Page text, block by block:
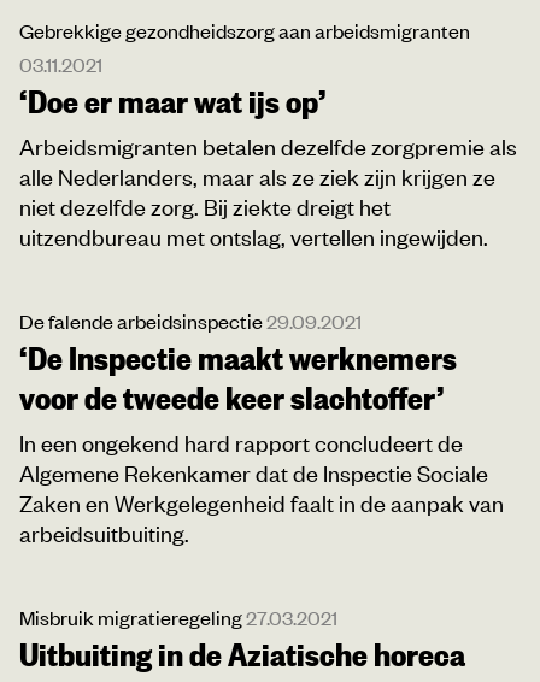
Gebrekkige gezondheidszorg aan arbeidsmigranten
03.11.2021
‘Doe er maar wat ijs op’
Arbeidsmigranten betalen dezelfde zorgpremie als
alle Nederlanders, maar als ze ziek zijn krijgen ze
niet dezelfde zorg. Bij ziekte dreigt het
uitzendbureau met ontslag, vertellen ingewijden.
De falende arbeidsinspectie29.09.2021
‘De Inspectie maakt werknemers
voor de tweede keer slachtoffer’
In een ongekend hard rapport concludeert de
Algemene Rekenkamer dat de Inspectie Sociale
Zaken en Werkgelegenheid faalt in de aanpak van
arbeidsuitbuiting.
Misbruik migratieregeling27.03.2021
Uitbuiting in de Aziatische horeca